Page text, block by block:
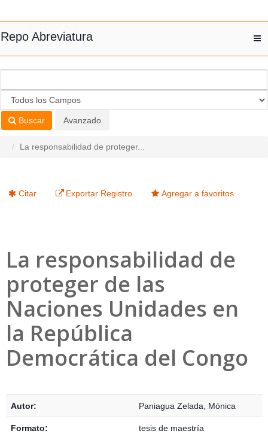
Repo Abreviatura
Buscar Avanzado
La responsabilidad de proteger...
Citar Exportar Registro Agregar a favoritos
La responsabilidad de
proteger de las
Naciones Unidades en
la República
Democrática del Congo
Autor: Paniagua Zelada, Mónica
Formato: tesis de maestría